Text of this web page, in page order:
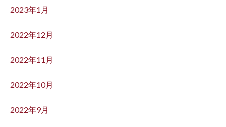
2023年1月
2022年12月
2022年11月
2022年10月
2022年9月